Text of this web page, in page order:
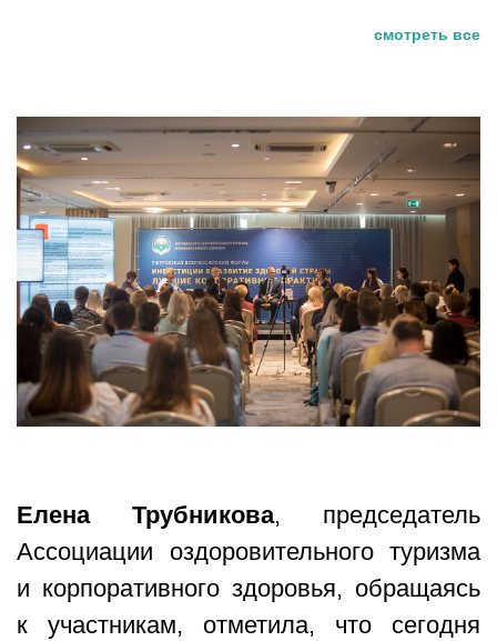
смотреть все
Елена Трубникова, председатель
Ассоциации оздоровительного туризма
и корпоративного здоровья, обращаясь
к участникам, отметила, что сегодня